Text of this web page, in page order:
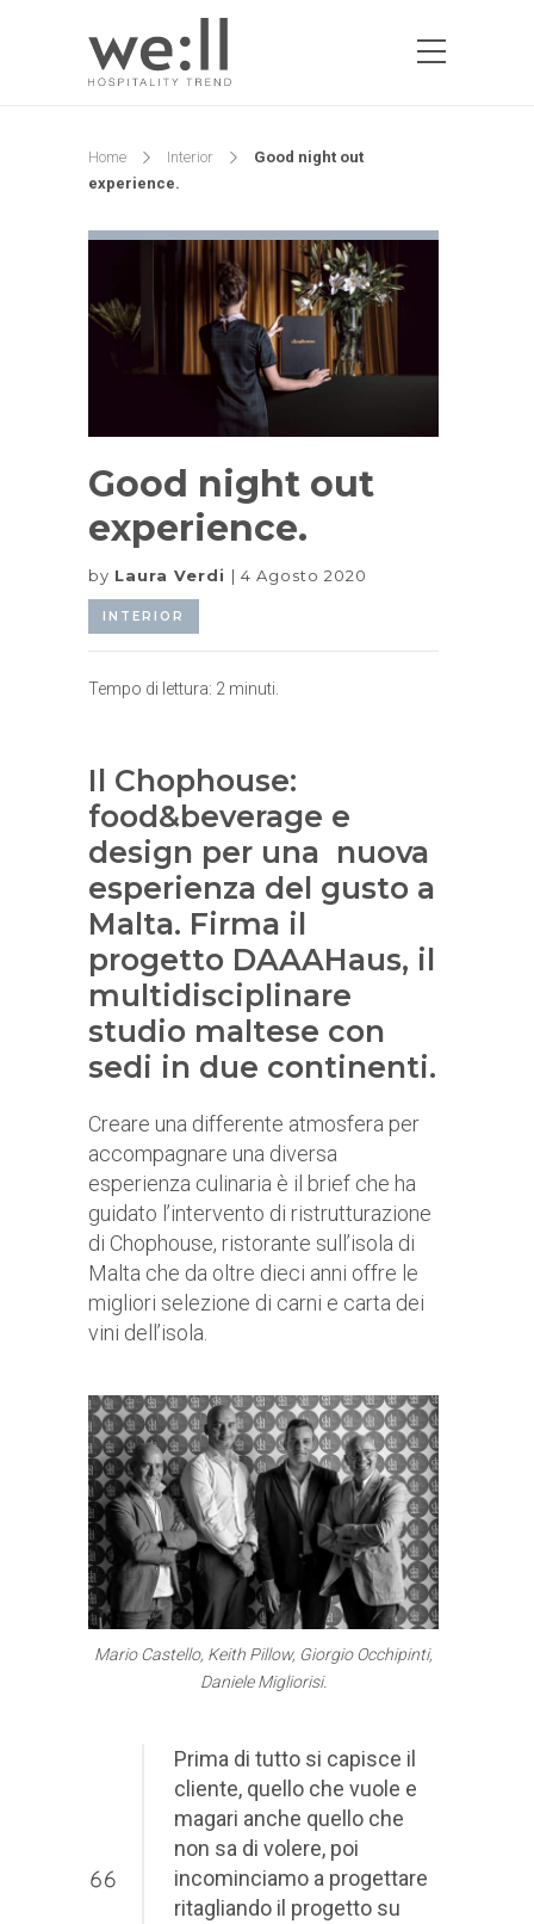
Home Interior
Good night out
experience.
Good night out
experience.
by Laura Verdi 4 Agosto 2020
INTERIOR
Tempo di lettura: 2 minuti.
Il Chophouse:
food&beverage e
design per una nuova
esperienza del gusto a
Malta. Firma il
progetto DAAAHaus, il
multidisciplinare
studio maltese con
sedi in due continenti.
Creare una differente atmosfera per
accompagnare una diversa
esperienza culinaria è il brief che ha
guidato l’intervento di ristrutturazione
di Chophouse, ristorante sull’isola di
Malta che da oltre dieci anni offre le
migliori selezione di carni e carta dei
vini dell’isola.
Mario Castello, Keith Pillow, Giorgio Occhipinti,
Daniele Migliorisi.
Prima di tutto si capisce il
cliente, quello che vuole e
magari anche quello che
non sa di volere, poi
incominciamo a progettare
ritagliando il progetto su